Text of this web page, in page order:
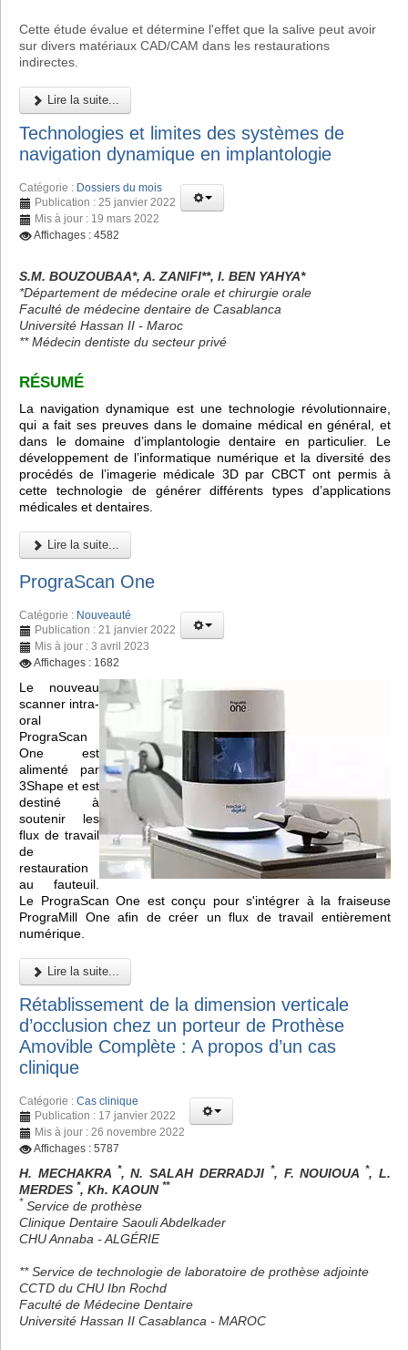
Cette étude évalue et détermine l'effet que la salive peut avoir
sur divers matériaux CAD/CAM dans les restaurations
indirectes.
Lire la suite...
Technologies et limites des systèmes de
navigation dynamique en implantologie
Catégorie : Dossiers du mois
Publication : 25 janvier 2022
Mis à jour : 19 mars 2022
Affichages : 4582
S.M. BOUZOUBAA*, A. ZANIFI**, I. BEN YAHYA*
*Département de médecine orale et chirurgie orale
Faculté de médecine dentaire de Casablanca
Université Hassan II - Maroc
** Médecin dentiste du secteur privé
RÉSUMÉ
La navigation dynamique est une technologie révolutionnaire,
qui a fait ses preuves dans le domaine médical en général, et
dans le domaine d’implantologie dentaire en particulier. Le
développement de l’informatique numérique et la diversité des
procédés de l’imagerie médicale 3D par CBCT ont permis à
cette technologie de générer différents types d’applications
médicales et dentaires.
Lire la suite...
PrograScan One
Catégorie : Nouveauté
Publication : 21 janvier 2022
Mis à jour : 3 avril 2023
Affichages : 1682
Le nouveau
scanner intra-
oral
PrograScan
One est
alimenté par
3Shape et est
destiné à
soutenir les
flux de travail
de
restauration
au fauteuil.
Le PrograScan One est conçu pour s'intégrer à la fraiseuse
PrograMill One afin de créer un flux de travail entièrement
numérique.
Lire la suite...
Rétablissement de la dimension verticale
d’occlusion chez un porteur de Prothèse
Amovible Complète : A propos d’un cas
clinique
Catégorie : Cas clinique
Publication : 17 janvier 2022
Mis à jour : 26 novembre 2022
Affichages : 5787
H. MECHAKRA *, N. SALAH DERRADJI *, F. NOUIOUA *, L.
MERDES *, Kh. KAOUN **
* Service de prothèse
Clinique Dentaire Saouli Abdelkader
CHU Annaba - ALGÉRIE
** Service de technologie de laboratoire de prothèse adjointe
CCTD du CHU Ibn Rochd
Faculté de Médecine Dentaire
Université Hassan II Casablanca - MAROC